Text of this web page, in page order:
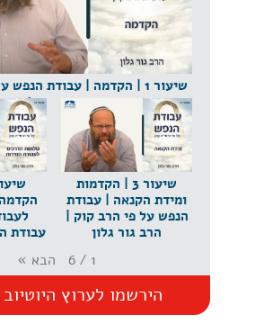
שיעור 1 | הקדמה | עבודת
הרב גור גלון
עבודת
שיעור 3 | הקדמות
ומידת הקנאה | עבודת
הנפש על פי הרב קוק |
הרב גור גלון
1
/
6 הבא »
הירשמו לערוץ